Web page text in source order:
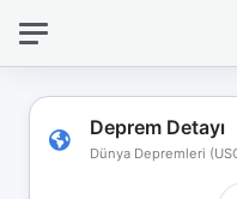
Deprem Detayı
Dünya Depremleri
bağlantınız
koptu!
Çevrimdışı